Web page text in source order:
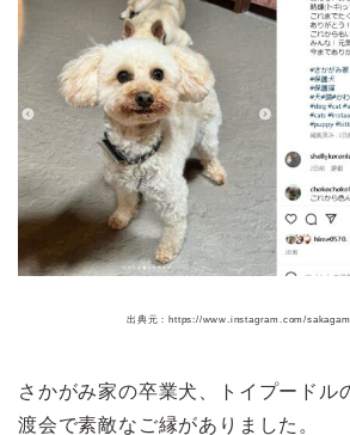
出典元：https://www.instagram.com/
さかがみ家の卒業犬、トイプードル
渡会で素敵なご縁がありました。